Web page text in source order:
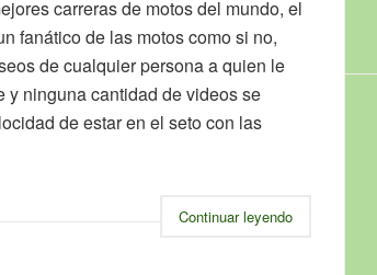
carreras de motos del mundo, el
fanático de las motos como si no,
de cualquier persona a quien le
y ninguna cantidad de videos se
de estar en el seto con las
Continuar leyendo